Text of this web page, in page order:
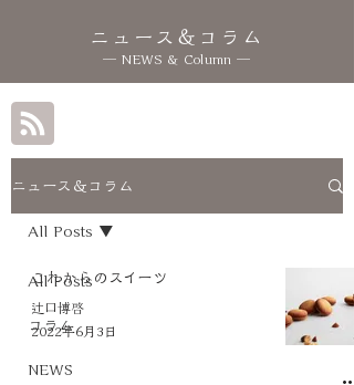
ニュース＆コラム
― NEWS & Column ―
ニュース＆コラム
All Posts
コラム
NEWS
All Posts
これからのスイーツ
辻口博啓
2022年6月3日